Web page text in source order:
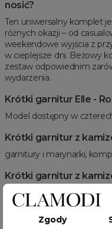
nosić?
Ten uniwersalny komplet
różnych okazji – od
weekendowe wyjścia z
w cieplejsze dni. Beżowy
zestaw odpowiednim
wydarzenia.
Krótki garnitur Elle -
Model dostępny w
Krótki garnitur z
garnitury i marynarki,
Krótki garnitur z
taliowana kamizelka,
Zgody